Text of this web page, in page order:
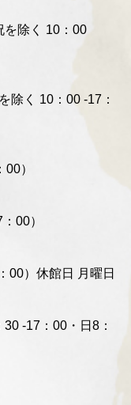
を除く 10：00
除く 10：00 -17：
）
00）
00）休館日 月曜日
-17：00・日8：